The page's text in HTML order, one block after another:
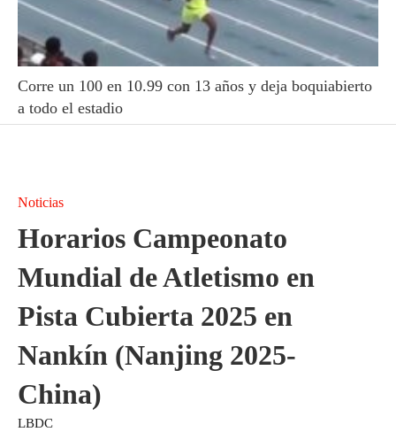
Corre un 100 en 10.99 con 13 años y deja boquiabierto
a todo el estadio